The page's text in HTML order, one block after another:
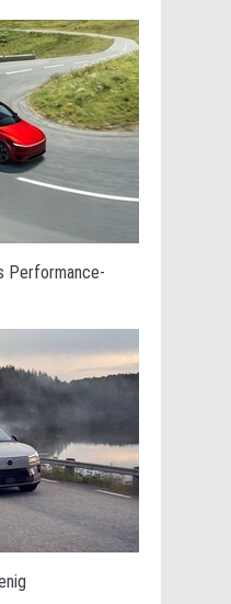
Performance-